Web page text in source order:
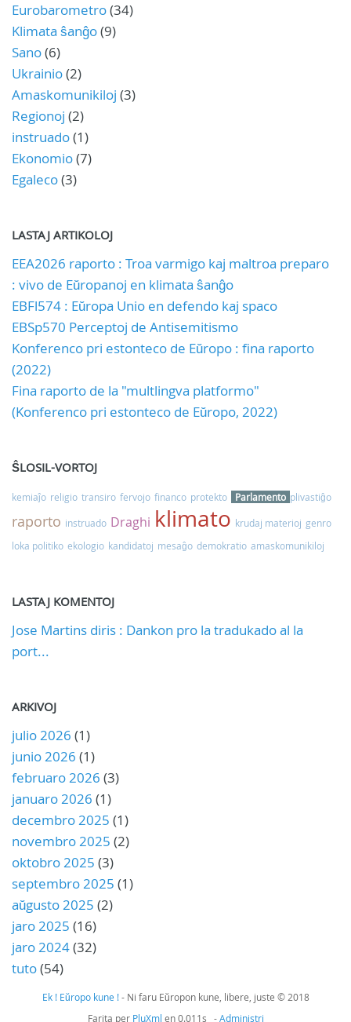
Eurobarometro(34)
Klimata ŝanĝo(9)
Sano(6)
Ukrainio(2)
Amaskomunikiloj (3)
Regionoj (2)
instruado(1)
Ekonomio(7)
Egaleco(3)
LASTAJ ARTIKOLOJ
EEA2026 raporto : Troa varmigo kaj maltroa preparo
: vivo de Eŭropanoj en klimata ŝanĝo
EBFl574 : Eŭropa Unio en defendo kaj spaco
EBSp570 Perceptoj de Antisemitismo
Konferenco pri estonteco de Eŭropo : fina raporto
(2022)
Fina raporto de la "multlingva platformo"
(Konferenco pri estonteco de Eŭropo, 2022)
ŜLOSIL-VORTOJ
kemiaĵo religio transiro fervojo financo protekto Parlamento plivastiĝo
raporto instruado Draghi klimato krudaj materioj genro
loka politiko ekologio kandidatoj mesaĝo demokratio amaskomunikiloj
LASTAJ KOMENTOJ
Jose Martins diris : Dankon pro la tradukado al la
port...
ARKIVOJ
julio 2026 (1)
junio 2026 (1)
februaro 2026 (3)
januaro 2026 (1)
decembro 2025 (1)
novembro 2025 (2)
oktobro 2025 (3)
septembro 2025 (1)
aŭgusto 2025 (2)
jaro 2025 (16)
jaro 2024(32)
tuto(54)
Ek ! Eŭropo kune !- Ni faru Eŭropon kune, libere, juste © 2018
Farita per PluXml en 0.011s -Administri